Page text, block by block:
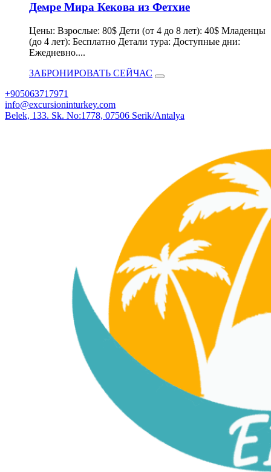
Демре Мира Кекова из Фетхие
Цены: Взрослые: 80$ Дети (от 4 до 8 лет): 40$ Младенцы
(до 4 лет): Бесплатно Детали тура: Доступные дни:
Ежедневно....
ЗАБРОНИРОВАТЬ СЕЙЧАС
+905063717971
info@excursioninturkey.com
Belek, 133. Sk. No:1778, 07506 Serik/Antalya